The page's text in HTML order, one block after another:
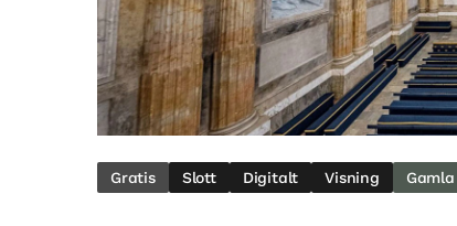
Gratis Slott Digitalt Visning